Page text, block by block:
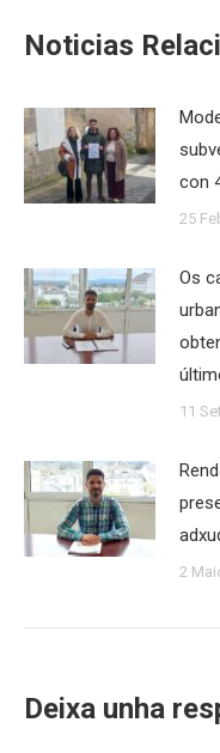
Noticias
con
25
Os
11
2
Deixa unha